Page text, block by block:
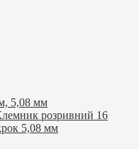
5,08 мм
розривний 16
5,08 мм